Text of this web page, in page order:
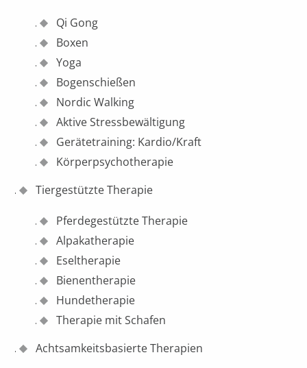
Qi Gong
Boxen
Yoga
Bogenschießen
Nordic Walking
Aktive Stressbewältigung
Gerätetraining: Kardio/Kraft
Körperpsychotherapie
Tiergestützte Therapie
Pferdegestützte Therapie
Alpakatherapie
Eseltherapie
Bienentherapie
Hundetherapie
Therapie mit Schafen
Achtsamkeitsbasierte Therapien